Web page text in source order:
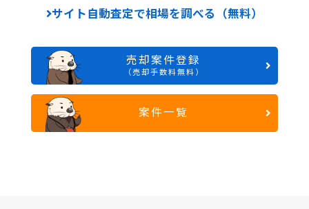
サイト自動査定で相場を調べる（無料）
売却案件登録
（売却手数料無料）
案件一覧